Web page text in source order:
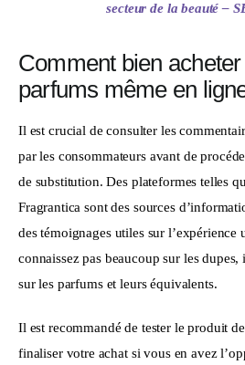
secteur de la beauté –
Comment bien
parfums même en
Il est crucial de consulter les
par les consommateurs avant de
de substitution. Des plateformes telles
Fragrantica sont des sources
des témoignages utiles sur l’expérience
connaissez pas beaucoup sur les
sur les parfums et leurs équivalents.
Il est recommandé de tester le produit
finaliser votre achat si vous en avez